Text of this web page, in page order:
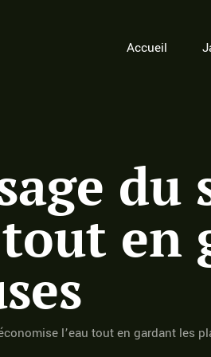
Accueil
du
en
l’eau tout en gardant les